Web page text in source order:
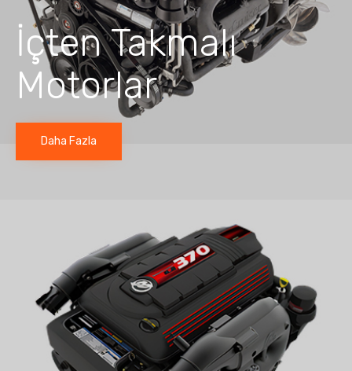
İçten Takmalı
Motorlar
Daha Fazla